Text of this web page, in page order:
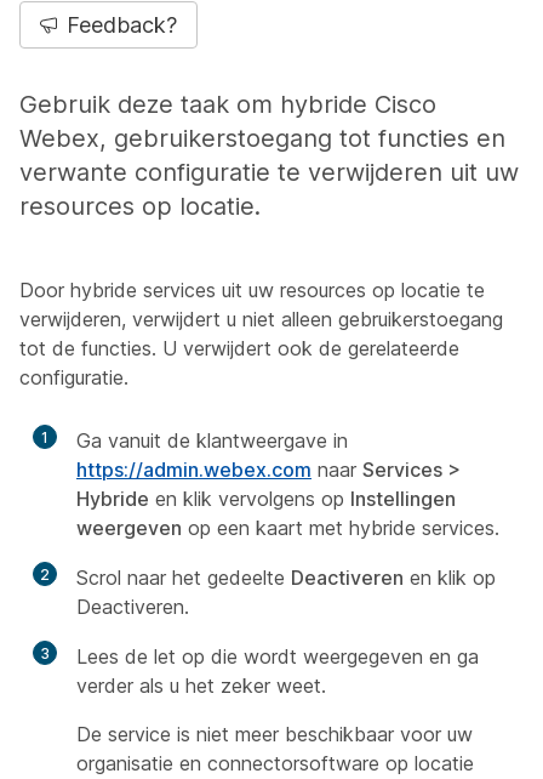
Feedback?
Gebruik deze taak om hybride Cisco
Webex, gebruikerstoegang tot functies en
verwante configuratie te verwijderen uit uw
resources op locatie.
Door hybride services uit uw resources op locatie te
verwijderen, verwijdert u niet alleen gebruikerstoegang
tot de functies. U verwijdert ook de gerelateerde
configuratie.
1
Ga vanuit de klantweergave in
https://admin.webex.com naar Services >
Hybride en klik vervolgens op Instellingen
weergeven op een kaart met hybride services.
2 Scrol naar het gedeelte Deactiveren en klik op
Deactiveren.
3
Lees de let op die wordt weergegeven en ga
verder als u het zeker weet.
De service is niet meer beschikbaar voor uw
organisatie en connectorsoftware op locatie